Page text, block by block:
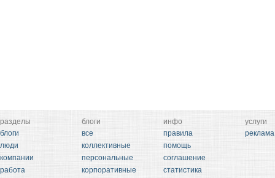
разделы
блоги
люди
компании
работа
блоги
все
коллективные
персональные
корпоративные
инфо
правила
помощь
соглашение
статистика
услуги
реклама